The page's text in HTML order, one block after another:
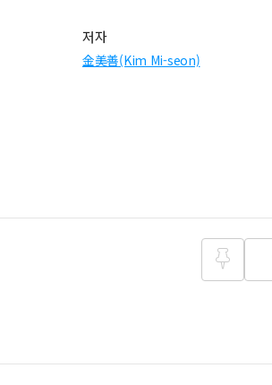
저자
金美善(Kim Mi-seon)